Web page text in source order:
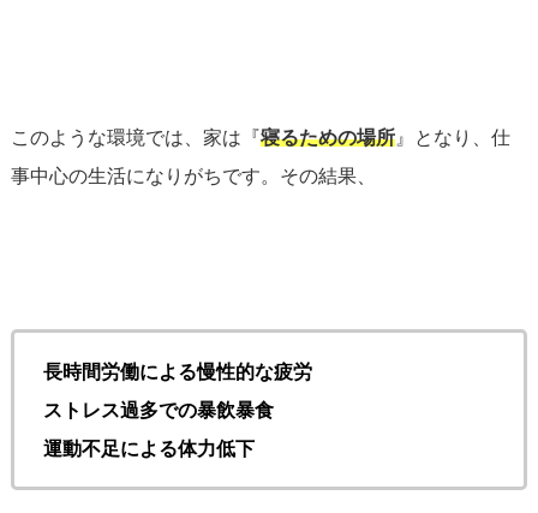
このような環境では、家は『寝るための場所』となり、仕
事中心の生活になりがちです。その結果、
長時間労働による慢性的な疲労
ストレス過多での暴飲暴食
運動不足による体力低下